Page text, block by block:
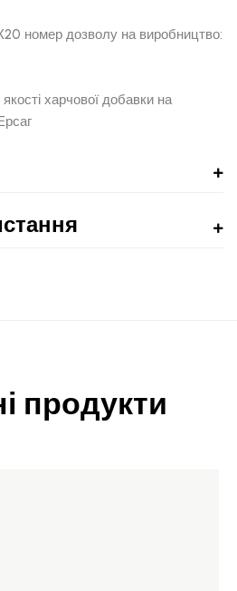
номер дозволу на виробництво:
харчової добавки на
продукти